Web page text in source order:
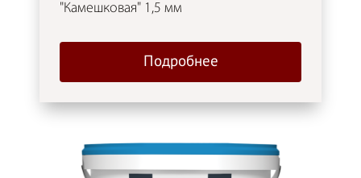
"Камешковая" 1,5 мм
Подробнее